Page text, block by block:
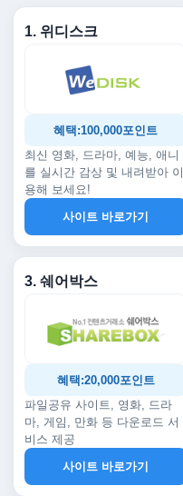
1. 위디스크
혜택:100,000포인트
최신 영화, 드라마, 예능, 애니
를 실시간 감상 및 내려받아 이
용해 보세요!
사이트 바로가기
3. 쉐어박스
혜택:20,000포인트
파일공유 사이트, 영화, 드라
마, 게임, 만화 등 다운로드 서
비스 제공
사이트 바로가기